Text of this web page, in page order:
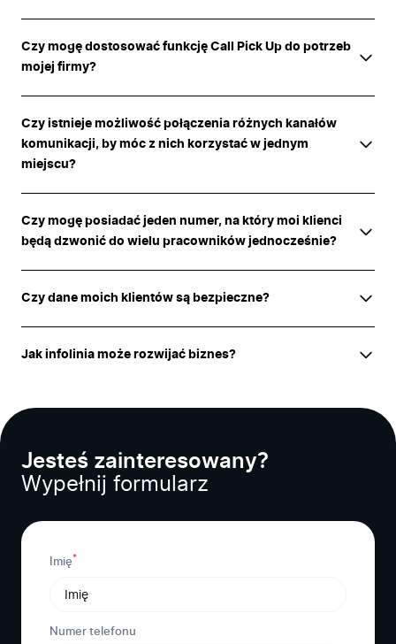
Czy mogę dostosować funkcję Call Pick Up do potrzeb
mojej firmy?
Czy istnieje możliwość połączenia różnych kanałów
komunikacji, by móc z nich korzystać w jednym
miejscu?
Czy mogę posiadać jeden numer, na który moi klienci
będą dzwonić do wielu pracowników jednocześnie?
Czy dane moich klientów są bezpieczne?
Jak infolinia może rozwijać biznes?
Jesteś zainteresowany?
Wypełnij formularz
Imię*
Numer telefonu